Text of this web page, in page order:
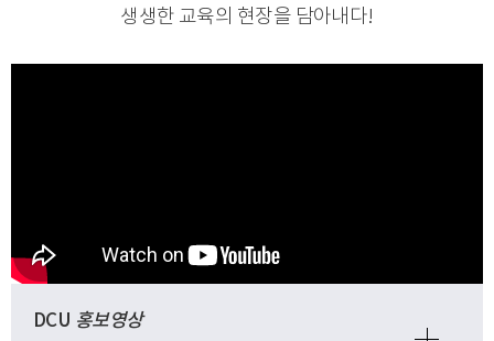
생생한 교육의 현장을 담아내다!
DCU 홍보영상